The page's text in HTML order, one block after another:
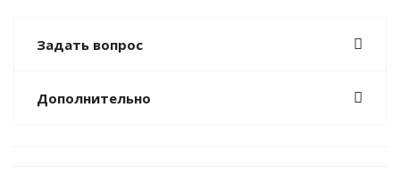
Задать вопрос
Дополнительно